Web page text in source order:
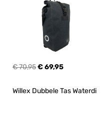
€ 70,95€ 69,95
Willex Dubbele Tas Waterdi